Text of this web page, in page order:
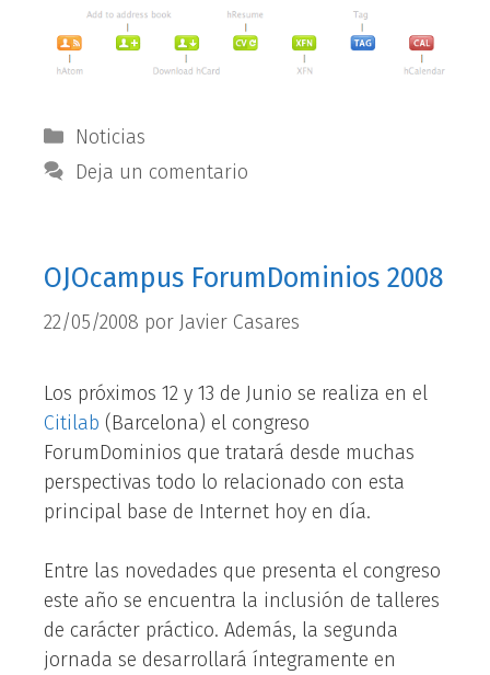
Categorías
Noticias
Deja un comentario
OJOcampus ForumDominios 2008
22/05/2008 por Javier Casares
Los próximos 12 y 13 de Junio se realiza en el
Citilab (Barcelona) el congreso
ForumDominios que tratará desde muchas
perspectivas todo lo relacionado con esta
principal base de Internet hoy en día.
Entre las novedades que presenta el congreso
este año se encuentra la inclusión de talleres
de carácter práctico. Además, la segunda
jornada se desarrollará íntegramente en